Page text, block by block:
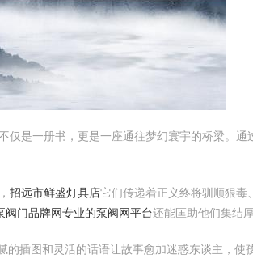
是一册书，更是一座通往梦幻寰宇的桥梁。
招远市鲜盛灯具店它们传递着正义终将驯顺狠毒
门品牌网专业的泵阀网平台还能匡助他们集结
的插图和灵活的话语让故事愈加迷惑东谈主，使